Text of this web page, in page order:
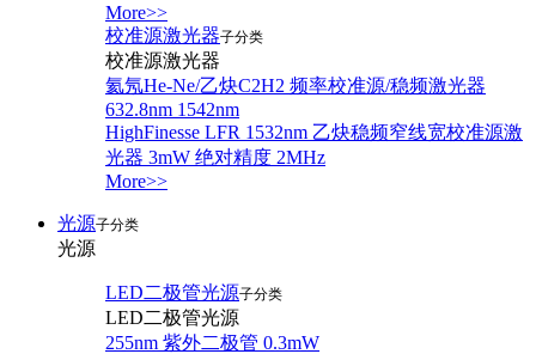
More>>
校准源激光器子分类
校准源激光器
氦氖He-Ne/乙炔C2H2 频率校准源/稳频激光器
632.8nm 1542nm
HighFinesse LFR 1532nm 乙炔稳频窄线宽校准源激
光器 3mW 绝对精度 2MHz
More>>
光源子分类
光源
LED二极管光源子分类
LED二极管光源
255nm 紫外二极管 0.3mW